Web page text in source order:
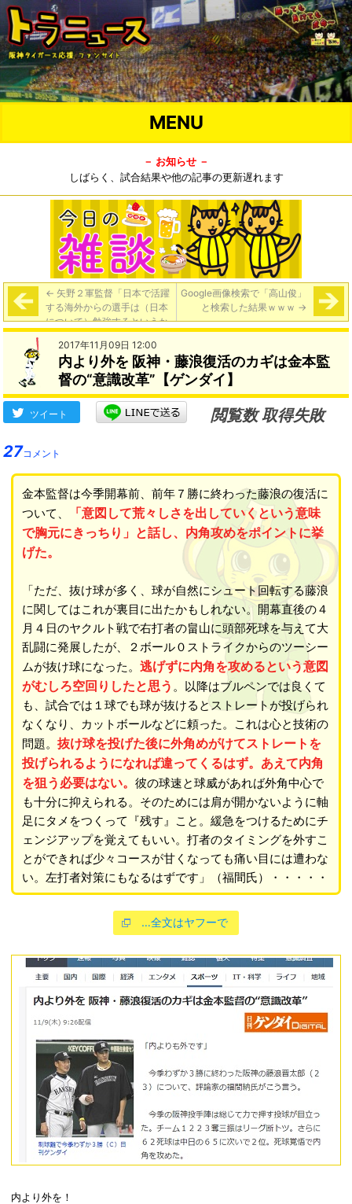
MENU
－ お知らせ －
しばらく、試合結果や他の記事の更新遅れます
← 矢野２軍監督「日本で活躍
する海外からの選手は（日本
について）勉強するというか
ね。興味を持ってほしい。呂
も、日本の生活に慣れていく
ことがプラスになる」
Google画像検索で「高山俊」
と検索した結果ｗｗｗ →
2017年11月09日 12:00
内より外を 阪神・藤浪復活のカギは金本監
督の“意識改革”【ゲンダイ】
ツイート
閲覧数 取得失敗
27コメント
金本監督は今季開幕前、前年７勝に終わった藤浪の復活に
ついて、
「意図して荒々しさを出していくという意味
で胸元にきっちり」と話し、内角攻めをポイントに挙
げた。
「ただ、抜け球が多く、球が自然にシュート回転する藤浪
に関してはこれが裏目に出たかもしれない。開幕直後の４
月４日のヤクルト戦で右打者の畠山に頭部死球を与えて大
乱闘に発展したが、２ボール０ストライクからのツーシー
ムが抜け球になった。 逃げずに内角を攻めるという意図
がむしろ空回りしたと思う 。以降はブルペンでは良くて
も、試合では１球でも球が抜けるとストレートが投げられ
なくなり、カットボールなどに頼った。これは心と技術の
問題。 抜け球を投げた後に外角めがけてストレートを
投げられるようになれば違ってくるはず。あえて内角
を狙う必要はない。 彼の球速と球威があれば外角中心で
も十分に抑えられる。そのためには肩が開かないように軸
足にタメをつくって『残す』こと。緩急をつけるためにチ
ェンジアップを覚えてもいい。打者のタイミングを外すこ
とができれば少々コースが甘くなっても痛い目には遭わな
い。左打者対策にもなるはずです」（福間氏）・・・・・
…全文はヤフーで
内より外を！